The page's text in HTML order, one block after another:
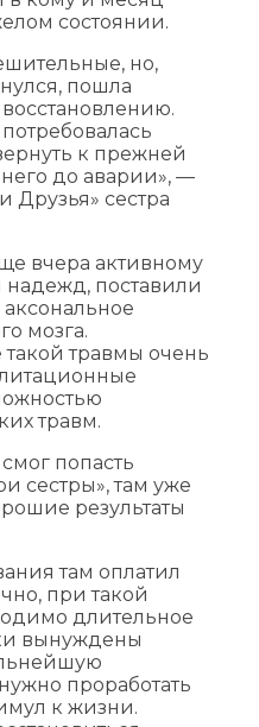
состоянии.
но,
пошла
к прежней
до аварии», —
Друзья» сестра
вчера активному
поставили
мозга.
травмы очень
травм.
попасть
сестры», там уже
результаты
там оплатил
при такой
длительное
вынуждены
проработать
к жизни.